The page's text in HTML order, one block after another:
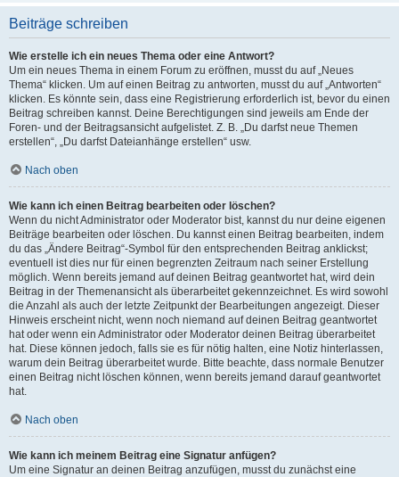
Beiträge schreiben
Wie erstelle ich ein neues Thema oder eine Antwort?
Um ein neues Thema in einem Forum zu eröffnen, musst du auf „Neues
Thema“ klicken. Um auf einen Beitrag zu antworten, musst du auf „Antworten“
klicken. Es könnte sein, dass eine Registrierung erforderlich ist, bevor du einen
Beitrag schreiben kannst. Deine Berechtigungen sind jeweils am Ende der
Foren- und der Beitragsansicht aufgelistet. Z. B. „Du darfst neue Themen
erstellen“, „Du darfst Dateianhänge erstellen“ usw.
Nach oben
Wie kann ich einen Beitrag bearbeiten oder löschen?
Wenn du nicht Administrator oder Moderator bist, kannst du nur deine eigenen
Beiträge bearbeiten oder löschen. Du kannst einen Beitrag bearbeiten, indem
du das „Ändere Beitrag“-Symbol für den entsprechenden Beitrag anklickst;
eventuell ist dies nur für einen begrenzten Zeitraum nach seiner Erstellung
möglich. Wenn bereits jemand auf deinen Beitrag geantwortet hat, wird dein
Beitrag in der Themenansicht als überarbeitet gekennzeichnet. Es wird sowohl
die Anzahl als auch der letzte Zeitpunkt der Bearbeitungen angezeigt. Dieser
Hinweis erscheint nicht, wenn noch niemand auf deinen Beitrag geantwortet
hat oder wenn ein Administrator oder Moderator deinen Beitrag überarbeitet
hat. Diese können jedoch, falls sie es für nötig halten, eine Notiz hinterlassen,
warum dein Beitrag überarbeitet wurde. Bitte beachte, dass normale Benutzer
einen Beitrag nicht löschen können, wenn bereits jemand darauf geantwortet
hat.
Nach oben
Wie kann ich meinem Beitrag eine Signatur anfügen?
Um eine Signatur an deinen Beitrag anzufügen, musst du zunächst eine